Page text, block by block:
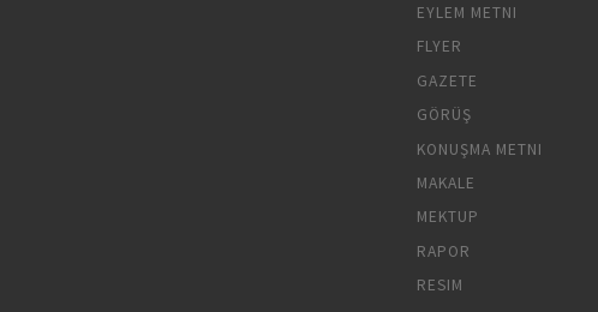
EYLEM METNI
FLYER
GAZETE
GÖRÜŞ
KONUŞMA METNI
MAKALE
MEKTUP
RAPOR
RESIM